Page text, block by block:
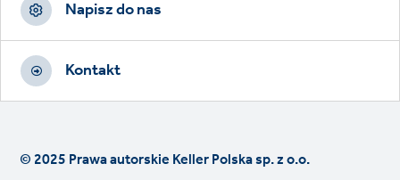
Napisz do nas
Kontakt
© 2025 Prawa autorskie Keller Polska sp. z o.o.